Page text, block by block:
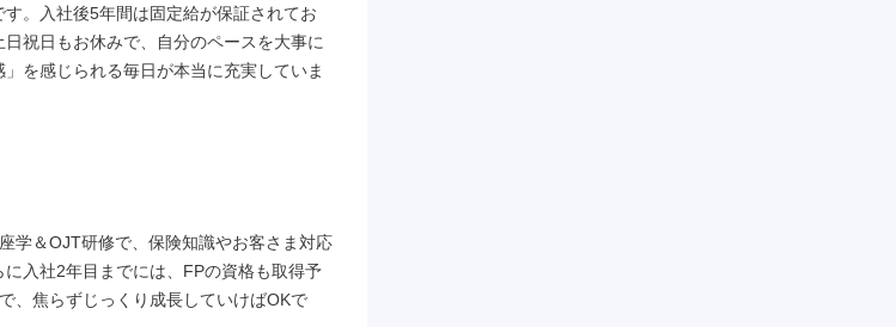
。入社後5年間は固定給が保証されてお
祝日もお休みで、自分のペースを大事に
を感じられる毎日が本当に充実していま
学＆OJT研修で、保険知識やお客さま対応
入社2年目までには、FPの資格も取得予
、焦らずじっくり成長していけばOKで